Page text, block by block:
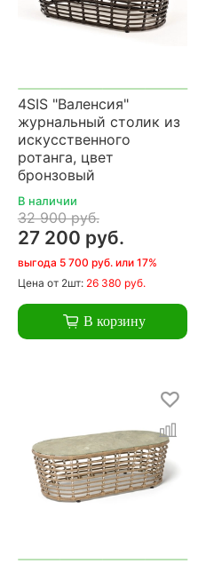
4SIS "Валенсия"
журнальный столик из
искусственного
ротанга, цвет
бронзовый
В наличии
32 900 руб.
27 200 руб.
выгода 5 700 руб. или 17%
Цена от 2шт: 26 380 руб.
В корзину